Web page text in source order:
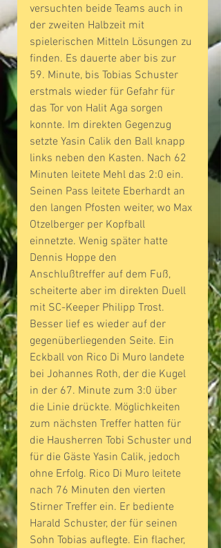
versuchten beide Teams auch in
der zweiten Halbzeit mit
spielerischen Mitteln Lösungen zu
finden. Es dauerte aber bis zur
59. Minute, bis Tobias Schuster
erstmals wieder für Gefahr für
das Tor von Halit Aga sorgen
konnte. Im direkten Gegenzug
setzte Yasin Calik den Ball knapp
links neben den Kasten. Nach 62
Minuten leitete Mehl das 2:0 ein.
Seinen Pass leitete Eberhardt an
den langen Pfosten weiter, wo Max
Otzelberger per Kopfball
einnetzte. Wenig später hatte
Dennis Hoppe den
Anschlußtreffer auf dem Fuß,
scheiterte aber im direkten Duell
mit SC-Keeper Philipp Trost.
Besser lief es wieder auf der
gegenüberliegenden Seite. Ein
Eckball von Rico Di Muro landete
bei Johannes Roth, der die Kugel
in der 67. Minute zum 3:0 über
die Linie drückte. Möglichkeiten
zum nächsten Treffer hatten für
die Hausherren Tobi Schuster und
für die Gäste Yasin Calik, jedoch
ohne Erfolg. Rico Di Muro leitete
nach 76 Minuten den vierten
Stirner Treffer ein. Er bediente
Harald Schuster, der für seinen
Sohn Tobias auflegte. Ein flacher,